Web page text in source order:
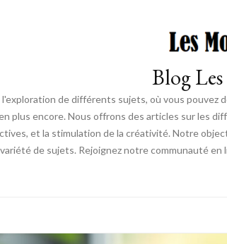
Blog
de différents sujets, où vous
plus encore. Nous offrons des articles sur les
et la stimulation de la créativité. Notre
de sujets. Rejoignez notre communauté